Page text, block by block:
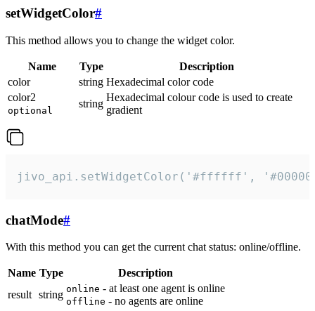
setWidgetColor#
This method allows you to change the widget color.
Name Type
Description
color
string Hexadecimal color code
color2
optional
string
Hexadecimal colour code is used to create
gradient
jivo_api.setWidgetColor('#ffffff',
chatMode#
With this method you can get the current chat status: online/offline.
Name Type
Description
result string online - at least one agent is online
offline - no agents are online